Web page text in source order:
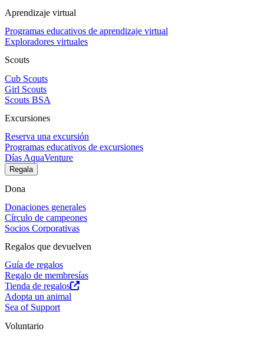
Aprendizaje virtual
Programas educativos de aprendizaje virtual
Exploradores virtuales
Scouts
Cub Scouts
Girl Scouts
Scouts BSA
Excursiones
Reserva una excursión
Programas educativos de excursiones
Días AquaVenture
Regala
Dona
Donaciones generales
Círculo de campeones
Socios Corporativas
Regalos que devuelven
Guía de regalos
Regalo de membresías
Tienda de regalos
Adopta un animal
Sea of Support
Voluntario